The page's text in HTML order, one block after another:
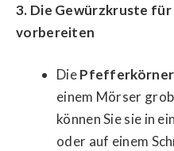
3. Die Gewürzkruste
vorbereiten
DiePfefferkörner
einem Mörser
können Sie sie in
oder auf einem